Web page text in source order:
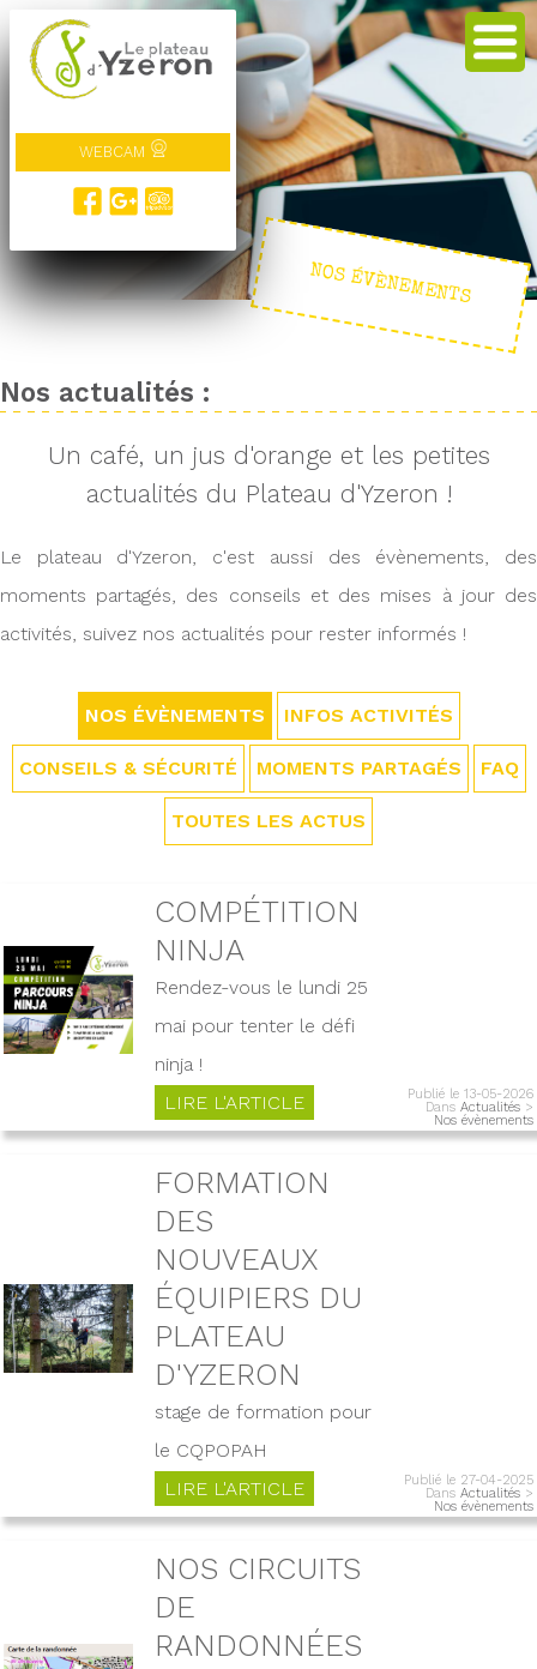
WEBCAM
NOS ÉVÈNEMENTS
Nos actualités :
Un café, un jus d'orange et les petites
actualités du Plateau d'Yzeron !
Le plateau d'Yzeron, c'est aussi des évènements, des
moments partagés, des conseils et des mises à jour des
activités, suivez nos actualités pour rester informés !
NOS ÉVÈNEMENTS INFOS ACTIVITÉS
CONSEILS & SÉCURITÉ MOMENTS PARTAGÉS FAQ
TOUTES LES ACTUS
COMPÉTITION
NINJA
Rendez-vous le lundi 25
mai pour tenter le défi
ninja !
LIRE L'ARTICLE
Publié le 13-05-2026
Dans Actualités >
Nos évènements
FORMATION
DES
NOUVEAUX
ÉQUIPIERS DU
PLATEAU
D'YZERON
stage de formation pour
le CQPOPAH
LIRE L'ARTICLE
Publié le 27-04-2025
Dans Actualités >
Nos évènements
NOS CIRCUITS
DE
RANDONNÉES